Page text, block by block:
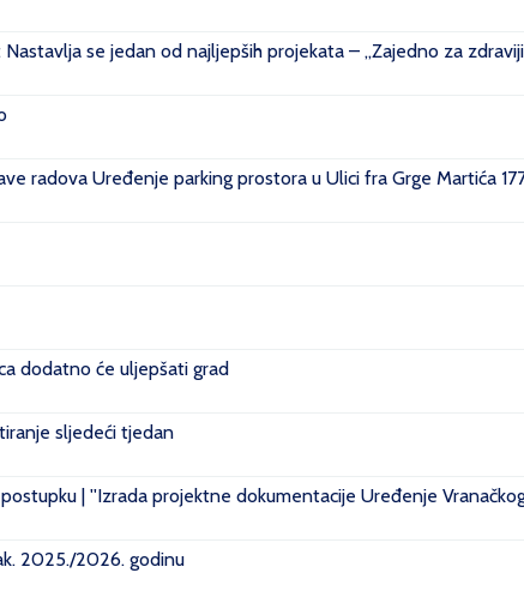
se jedan od najljepših projekata – „Zajedno za
radova Uređenje parking prostora u Ulici fra Grge Martića
dodatno će uljepšati grad
sljedeći tjedan
| ''Izrada projektne dokumentacije Uređenje
2025./2026. godinu